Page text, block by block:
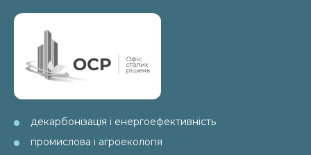
декарбонізація і енергоефективність
промислова і агроекологія